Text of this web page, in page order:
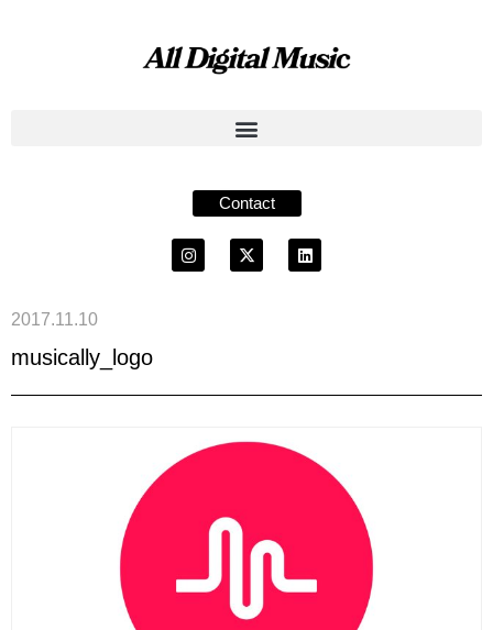
Contact
2017.11.10
musically_logo